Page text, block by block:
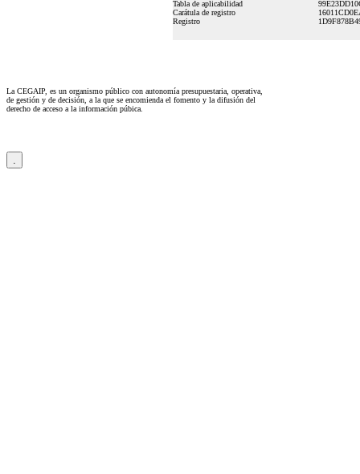
Tabla de aplicabilidad
Carátula de registro
Registro
La CEGAIP, es un organismo público con autonomía presupuestaria, operativa,
de gestión y de decisión, a la que se encomienda el fomento y la difusión del
derecho de acceso a la información púbica.